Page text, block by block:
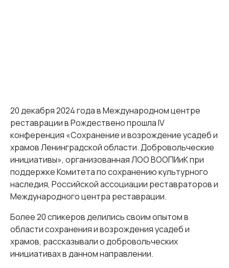
20 декабря 2024 года в Международном центре
реставрации в Рождествено прошла IV
конференция «Сохранение и возрождение усадеб и
храмов Ленинградской области. Добровольческие
инициативы», организованная ЛОО ВООПИиК при
поддержке Комитета по сохранению культурного
наследия, Российской ассоциации реставраторов и
Международного центра реставрации.
Более 20 спикеров делились своим опытом в
области сохранения и возрождения усадеб и
храмов, рассказывали о добровольческих
инициативах в данном направлении.